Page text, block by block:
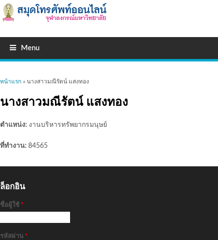
Menu
คุณอยู่ที่นี่
หน้าแรก » นางสาวมณีรัตน์ แสงทอง
นางสาวมณีรัตน์ แสงทอง
ตำแหน่ง: งานบริหารทรัพยากรมนุษย์
ที่ทำงาน: 84565
ล็อกอิน
ชื่อผู้ใช้ *
รหัสผ่าน *